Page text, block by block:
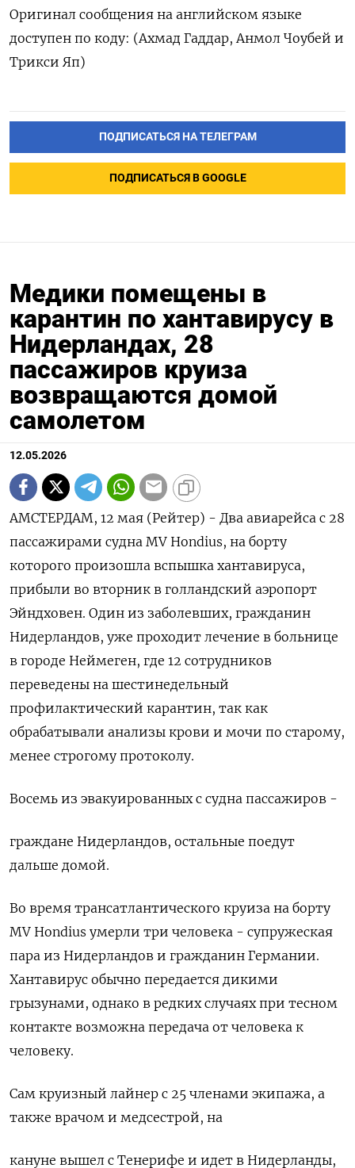
Оригинал сообщения на английском языке
доступен ​по коду: (Ахмад Гаддар, Анмол ‌Чоубей и
Трикси Яп)
ПОДПИСАТЬСЯ НА ТЕЛЕГРАМ
ПОДПИСАТЬСЯ В GOOGLE
Медики помещены в
карантин по хантавирусу в
Нидерландах, 28
пассажиров круиза
возвращаются домой
самолетом
12.05.2026
АМСТЕРДАМ, 12 мая (Рейтер) - Два авиарейса с 28
пассажирами судна MV Hondius, на борту
которого произошла вспышка хантавируса,
прибыли во вторник в ‌голландский аэропорт
Эйндховен. Один из заболевших, гражданин
Нидерландов, уже проходит лечение в больнице
в городе Неймеген, где 12 сотрудников
переведены на шестинедельный ​
профилактический карантин, так как ​
обрабатывали анализы ​крови и ⁠мочи по старому,
менее строгому протоколу.
Восемь из ‌эвакуированных с судна пассажиров -
граждане ‌Нидерландов, остальные поедут
дальше домой.
Во время трансатлантического круиза на борту
MV ​Hondius умерли три человека - супружеская
пара из Нидерландов ‌и гражданин Германии.
Хантавирус обычно передается дикими
грызунами, однако в ​редких случаях при тесном
контакте возможна передача от человека ‌к
человеку.
Сам круизный лайнер с 25 членами экипажа, а
также врачом и медсестрой, на
кануне вышел с Тенерифе ​и идет в ​Нидерланды,